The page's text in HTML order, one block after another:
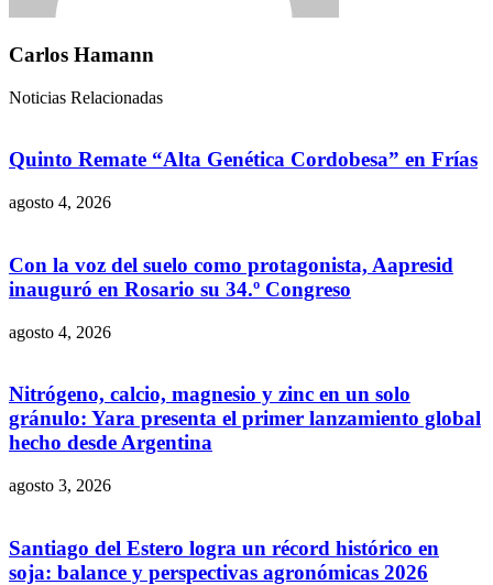
Carlos Hamann
Noticias Relacionadas
Quinto Remate “Alta Genética Cordobesa” en Frías
agosto 4, 2026
Con la voz del suelo como protagonista, Aapresid
inauguró en Rosario su 34.º Congreso
agosto 4, 2026
Nitrógeno, calcio, magnesio y zinc en un solo
gránulo: Yara presenta el primer lanzamiento global
hecho desde Argentina
agosto 3, 2026
Santiago del Estero logra un récord histórico en
soja: balance y perspectivas agronómicas 2026